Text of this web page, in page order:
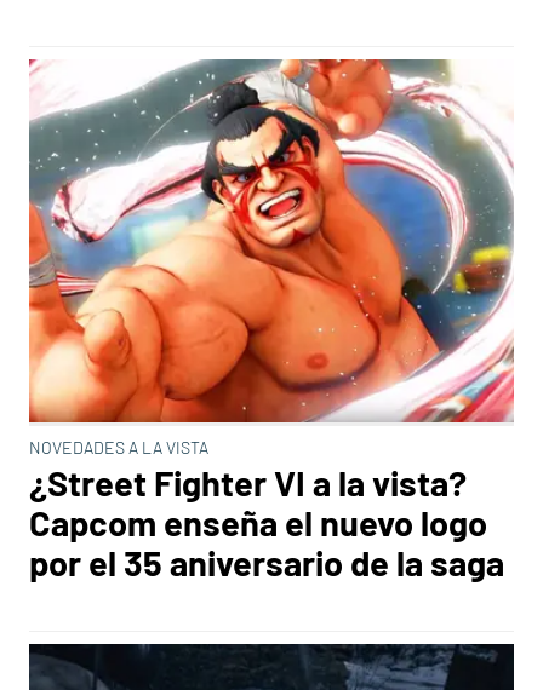
NOVEDADES A LA VISTA
¿Street Fighter VI a la vista?
Capcom enseña el nuevo logo
por el 35 aniversario de la saga